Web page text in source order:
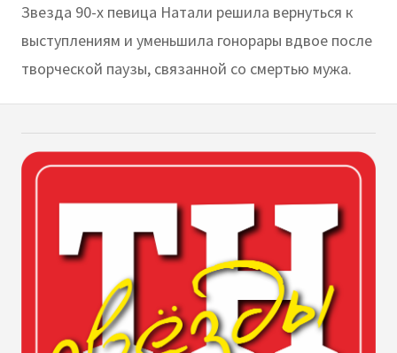
Звезда 90-х певица Натали решила вернуться к
выступлениям и уменьшила гонорары вдвое после
творческой паузы, связанной со смертью мужа.